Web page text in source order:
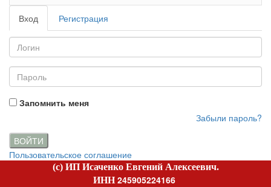
Вход Регистрация
Запомнить меня
Забыли пароль?
ВОЙТИ
Пользовательское соглашение
(c) ИП Исаченко Евгений Алексеевич.
ИНН245905224166